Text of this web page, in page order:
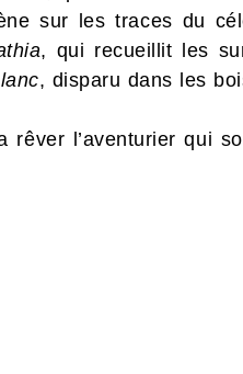
sur les traces du
, qui recueillit les
, disparu dans les
rêver l’aventurier qui